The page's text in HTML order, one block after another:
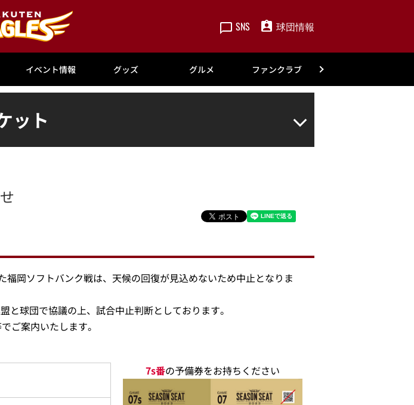
SNS 球団情報
イベント情報 グッズ グルメ ファンクラブ
ット
岡ソフトバンク戦は、天候の回復が見込めないため中止となりま
球団で協議の上、試合中止判断としております。
ご案内いたします。
7s番の予備券をお持ちください